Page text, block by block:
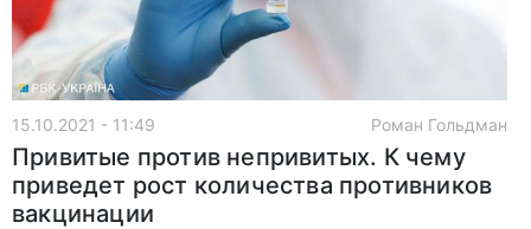
15.10.2021 - 11:49 Роман Гольдман
Привитые против непривитых. К чему
приведет рост количества противников
вакцинации